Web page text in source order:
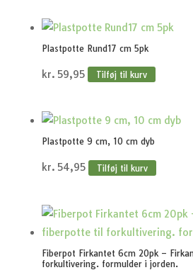
Plastpotte Rund17 cm 5pk
kr. 59,95 Tilføj til kurv
Plastpotte 9 cm, 10 cm dyb
kr. 54,95 Tilføj til kurv
Fiberpot Firkantet 6cm 20pk –
forkultivering. formulder i jorden.